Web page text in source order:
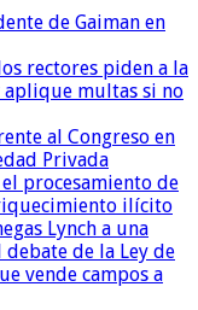
de Gaiman en
rectores piden a la
aplique multas si no
al Congreso en
Privada
procesamiento de
ilícito
Lynch a una
de la Ley de
vende campos a